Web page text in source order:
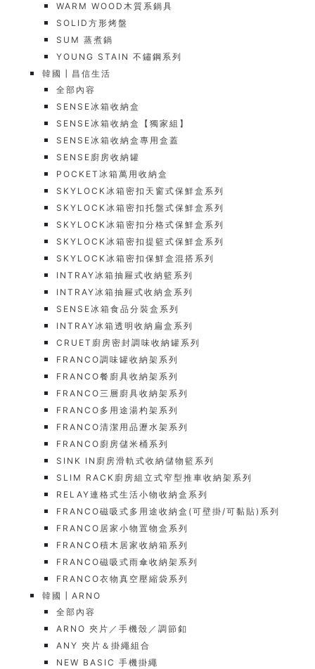
WARM WOOD木質系鍋具
SOLID方形烤盤
SUM 蒸煮鍋
YOUNG STAIN 不鏽鋼系列
韓國┃昌信生活
全部內容
SENSE冰箱收納盒
SENSE冰箱收納盒【獨家組】
SENSE冰箱收納盒專用盒蓋
SENSE廚房收納罐
POCKET冰箱萬用收納盒
SKYLOCK冰箱密扣天窗式保鮮盒系列
SKYLOCK冰箱密扣托盤式保鮮盒系列
SKYLOCK冰箱密扣分格式保鮮盒系列
SKYLOCK冰箱密扣提籃式保鮮盒系列
SKYLOCK冰箱密扣保鮮盒混搭系列
INTRAY冰箱抽屜式收納籃系列
INTRAY冰箱抽屜式收納盒系列
SENSE冰箱食品分裝盒系列
INTRAY冰箱透明收納扁盒系列
CRUET廚房密封調味收納罐系列
FRANCO調味罐收納架系列
FRANCO餐廚具收納架系列
FRANCO三層廚具收納架系列
FRANCO多用途湯杓架系列
FRANCO清潔用品瀝水架系列
FRANCO廚房儲米桶系列
SINK IN廚房滑軌式收納儲物籃系列
SLIM RACK廚房組立式窄型推車收納架系列
RELAY連格式生活小物收納盒系列
FRANCO磁吸式多用途收納盒(可壁掛/可黏貼)系列
FRANCO居家小物置物盒系列
FRANCO積木居家收納箱系列
FRANCO磁吸式雨傘收納架系列
FRANCO衣物真空壓縮袋系列
韓國┃ARNO
全部內容
ARNO 夾片／手機殼／調節釦
ANY 夾片＆掛繩組合
NEW BASIC 手機掛繩